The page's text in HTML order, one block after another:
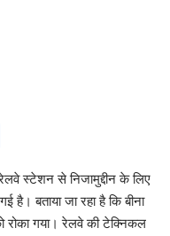
स्टेशन से निजामुद्दीन के लिए
बताया जा रहा है कि बीना
गया। रेलवे की टेक्निकल